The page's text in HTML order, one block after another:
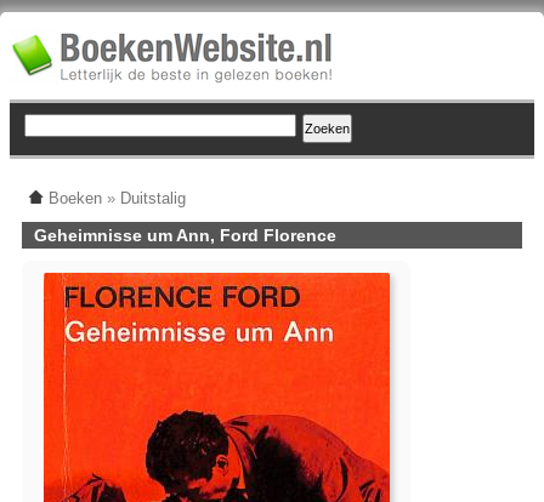
Boeken » Duitstalig
Geheimnisse um Ann, Ford Florence